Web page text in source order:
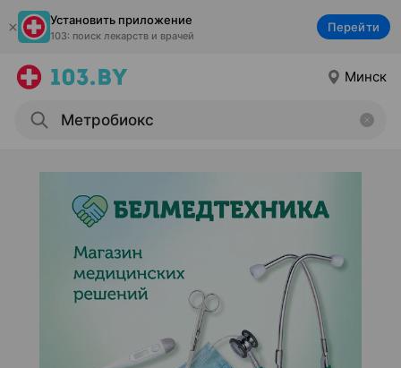
Установить приложение
103: поиск лекарств и врачей
Перейти
Минск